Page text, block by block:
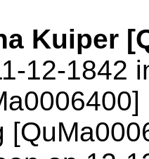
Kuiper
12-1842